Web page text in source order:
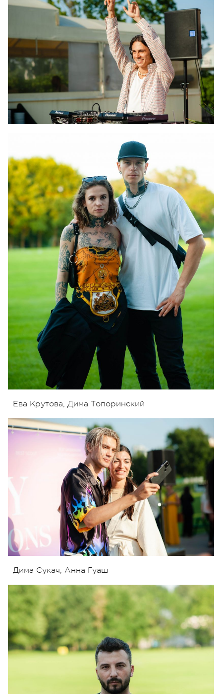
Ева Крутова, Дима Топоринский
Дима Сукач, Анна Гуаш